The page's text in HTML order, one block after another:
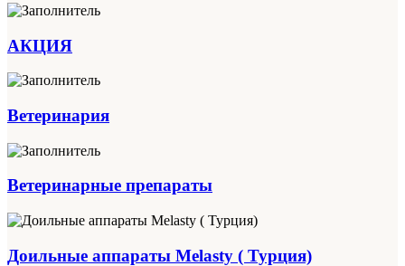
АКЦИЯ
Ветеринария
Ветеринарные препараты
Доильные аппараты Melasty ( Турция)